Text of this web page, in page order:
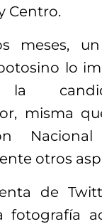
Centro.
meses,
lo
la
misma
Nacional
otros
de
fotografía